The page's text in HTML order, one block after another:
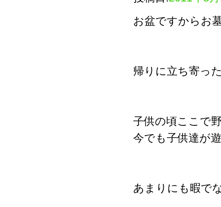
お盆ですからお
帰りに立ち寄っ
子供の頃ここで
今でも子供達が
あまりにも暇で